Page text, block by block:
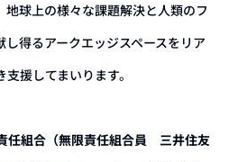
地球上の様々な課題解決と人類のフ
得るアークエッジスペースをリア
援してまいります。
任組合（無限責任組合員 三井住友